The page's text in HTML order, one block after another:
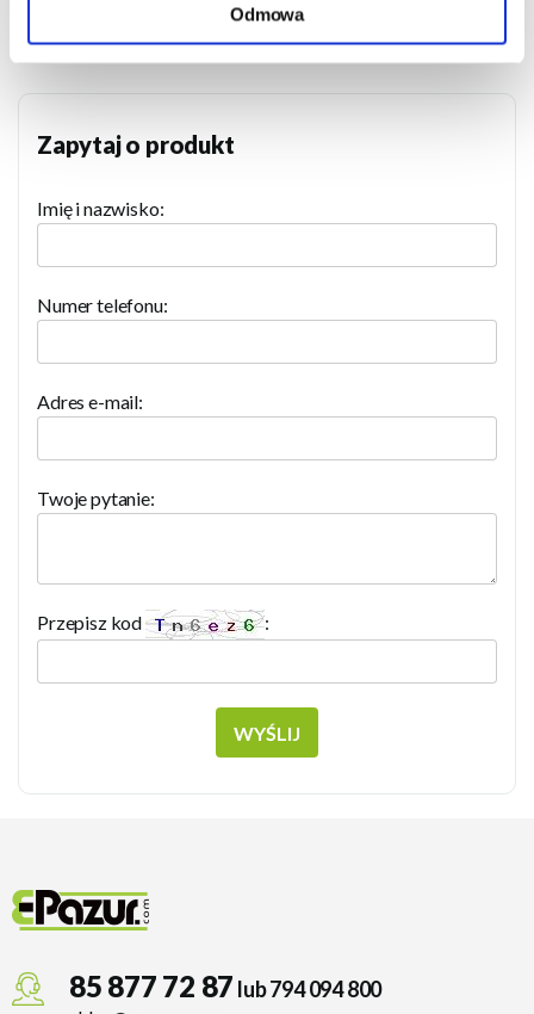
Odmowa
Zapytaj o produkt
Imię i nazwisko:
Numer telefonu:
Adres e-mail:
Twoje pytanie:
Przepisz kod :
WYŚLIJ
85 877 72 87 lub 794 094 800